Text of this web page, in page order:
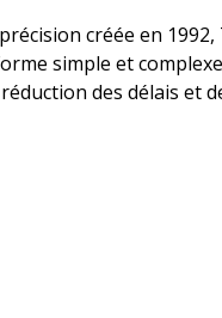
créée en 1992,
simple et
des délais et